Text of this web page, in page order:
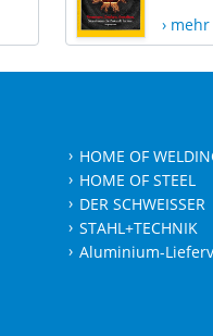
›
HOME OF
HOME OF STEEL
DER SCHWEISSER
STAHL+TECHNIK
Aluminium-